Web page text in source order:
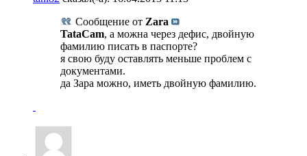
Сообщение от Zara
TataCam, а можна через дефис, двойную
фамилию писать в паспорте?
я свою буду оставлять меньше проблем с
документами.
да Зара можно, иметь двойную фамилию.